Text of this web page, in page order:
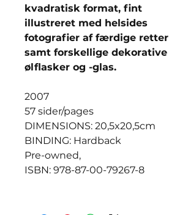
kvadratisk format, fint
illustreret med helsides
fotografier af færdige retter
samt forskellige dekorative
ølflasker og -glas.
2007
57 sider/pages
DIMENSIONS: 20,5x20,5cm
BINDING: Hardback
Pre-owned,
ISBN: 978-87-00-79267-8